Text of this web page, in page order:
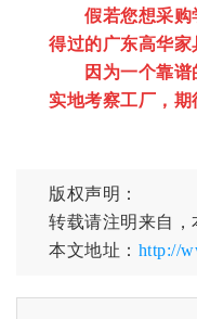
假若您想采购
得过的广东高华
因为一个靠谱的
实地考察工厂，期
版权声明：
转载请注明来自
本文地址： http://